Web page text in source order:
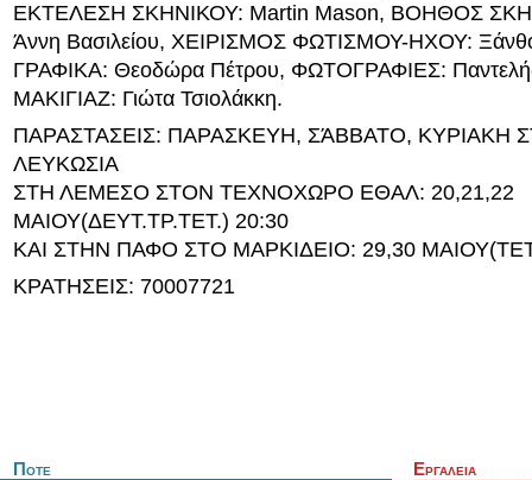
ΕΚΤΕΛΕΣΗ ΣΚΗΝΙΚΟΥ: Martin Mason, ΒΟΗΘΟΣ
Άννη Βασιλείου, ΧΕΙΡΙΣΜΟΣ ΦΩΤΙΣΜΟΥ-ΗΧΟΥ:
ΓΡΑΦΙΚΑ: Θεοδώρα Πέτρου, ΦΩΤΟΓΡΑΦΙΕΣ:
ΜΑΚΙΓΙΑΖ: Γιώτα Τσιολάκκη.
ΠΑΡΑΣΤΑΣΕΙΣ: ΠΑΡΑΣΚΕΥΗ, ΣΆΒΒΑΤΟ, ΚΥΡΙΑΚΗ
ΛΕΥΚΩΣΙΑ
ΣΤΗ ΛΕΜΕΣΟ ΣΤΟΝ ΤΕΧΝΟΧΩΡΟ ΕΘΑΛ: 20,21,22
ΜΑΙΟΥ(ΔΕΥΤ.ΤΡ.ΤΕΤ.) 20:30
ΚΑΙ ΣΤΗΝ ΠΑΦΟ ΣΤΟ ΜΑΡΚΙΔΕΙΟ: 29,30
ΚΡΑΤΗΣΕΙΣ: 70007721
Ποτε Εργαλεια